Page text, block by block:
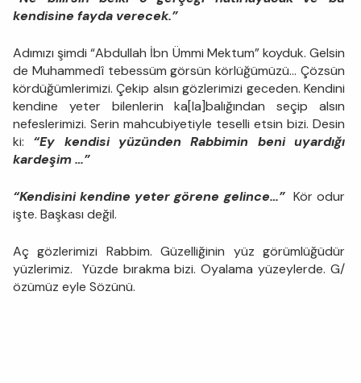
kendisine fayda verecek.”
Adımızı şimdi “Abdullah İbn Ümmi Mektum” koyduk. Gelsin
de Muhammedî tebessüm görsün körlüğümüzü… Çözsün
kördüğümlerimizi. Çekip alsın gözlerimizi geceden. Kendini
kendine yeter bilenlerin ka[la]balığından seçip alsın
nefeslerimizi. Serin mahcubiyetiyle teselli etsin bizi. Desin
ki: “Ey kendisi yüzünden Rabbimin beni uyardığı
kardeşim …”
“Kendisini kendine yeter görene gelince…”Kör odur
işte. Başkası değil.
Aç gözlerimizi Rabbim. Güzelliğinin yüz görümlüğüdür
yüzlerimiz. Yüzde bırakma bizi. Oyalama yüzeylerde. G/
özümüz eyle Sözünü.